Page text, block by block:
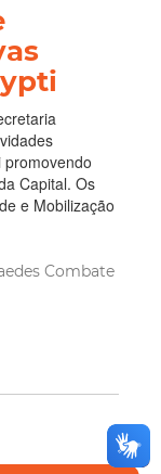
Capital. Os
e Mobilização
Combate